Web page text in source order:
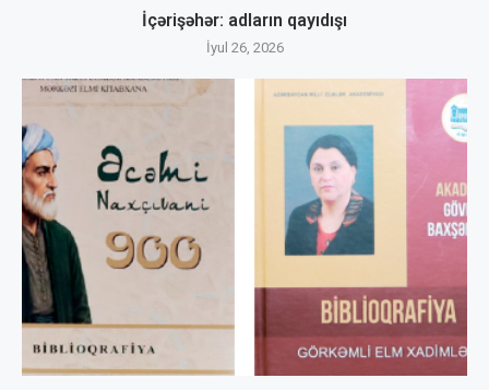
İçərişəhər: adların qayıdışı
İyul 26, 2026